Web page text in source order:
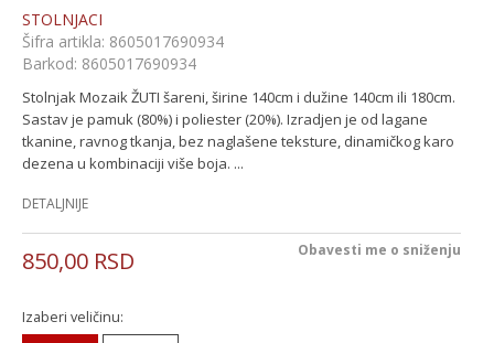
STOLNJACI
Šifra artikla: 8605017690934
Barkod: 8605017690934
Stolnjak Mozaik ŽUTI šareni, širine 140cm i dužine 140cm ili 180cm.
Sastav je pamuk (80%) i poliester (20%). Izradjen je od lagane
tkanine, ravnog tkanja, bez naglašene teksture, dinamičkog karo
dezena u kombinaciji više boja. ...
DETALJNIJE
850,00 RSD Obavesti me o sniženju
Izaberi veličinu: